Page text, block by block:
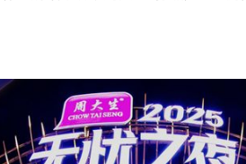
“无忧之夜2025”的圆满结束